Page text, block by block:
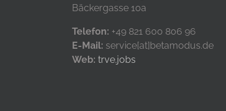
Bäckergasse 10a
Telefon: +49 821 600 806 96
E-Mail: service[at]betamodus.de
Web: trve.jobs